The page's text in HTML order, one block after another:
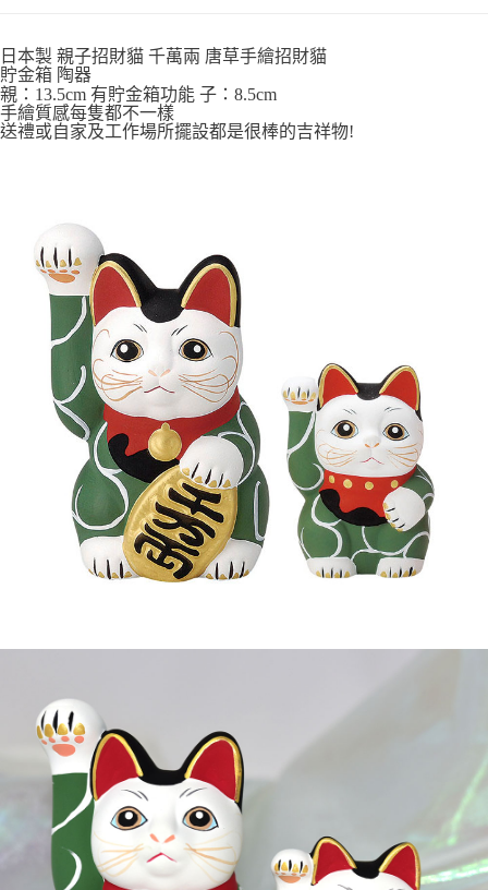
每筆NT$65，滿NT$999(含以上)免運費
付款後7-11取貨
每筆NT$65，滿NT$999(含以上)免運費
日本製 親子招財貓 千萬兩 唐草手繪招財貓
貯金箱 陶器
親：13.5cm 有貯金箱功能 子：8.5cm
手繪質感每隻都不一樣
送禮或自家及工作場所擺設都是很棒的吉祥物!